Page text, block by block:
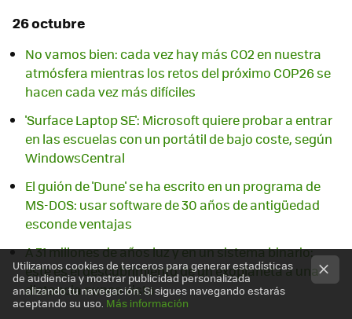
26 octubre
No vamos bien: cada vez hay más CO2 en nuestra
atmósfera mientras los retos del próximo COP26 se
hacen cada vez más difíciles
'Surface Laptop SE': Microsoft quiere probar a entrar
en las escuelas con un portátil de bajo coste, según
WindowsCentral
El guión de 'Dune' se ha escrito en un programa de
MS-DOS: usar software de 30 años de antigüedad
esconde ventajas
A 31 millones de años luz y en un sistema binario:
este es el descubrimiento de un exoplaneta a una
distancia nunca vista
Utilizamos cookies de terceros para generar estadísticas
de audiencia y mostrar publicidad personalizada
analizando tu navegación. Si sigues navegando estarás
aceptando su uso. Más información